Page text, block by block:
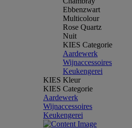
Ebbenzwart
Multicolour
Rose Quartz
Nuit
KIES Categorie
Aardewerk
Wijnaccessoires
Keukengerei
KIES Kleur
KIES Categorie
Aardewerk
Wijnaccessoires
Keukengerei